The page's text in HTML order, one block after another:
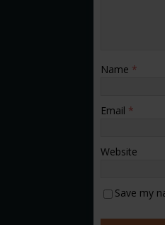
Name *
Email *
Website
Save my